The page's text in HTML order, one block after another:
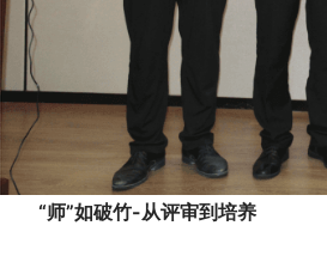
“师”如破竹-从评审到培养